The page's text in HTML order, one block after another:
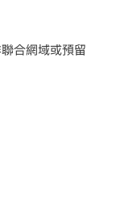
合網域或預留